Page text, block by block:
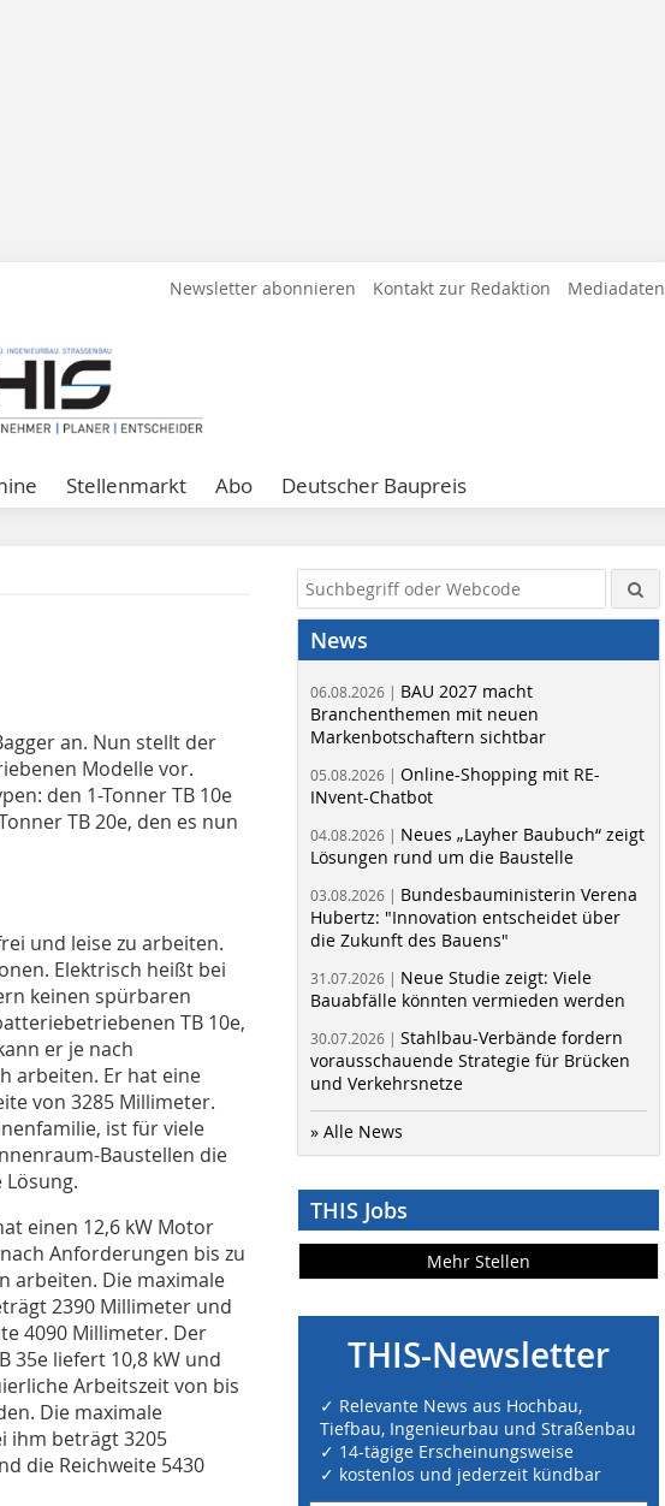
Newsletter abonnieren Kontakt zur Redaktion Mediadaten
Stellenmarkt Abo Deutscher Baupreis
an. Nun stellt der
Modelle vor.
den 1-Tonner TB 10e
TB 20e, den es nun
und leise zu arbeiten.
Elektrisch heißt bei
keinen spürbaren
TB 10e,
er je nach
arbeiten. Er hat eine
von 3285 Millimeter.
ist für viele
Baustellen die
einen 12,6 kW Motor
Anforderungen bis zu
arbeiten. Die maximale
2390 Millimeter und
4090 Millimeter. Der
35e liefert 10,8 kW und
Arbeitszeit von bis
Die maximale
ihm beträgt 3205
die Reichweite 5430
News
06.08.2026 | BAU 2027 macht
Branchenthemen mit neuen
Markenbotschaftern sichtbar
05.08.2026 | Online-Shopping mit RE-
INvent-Chatbot
04.08.2026 | Neues „Layher Baubuch“ zeigt
Lösungen rund um die Baustelle
03.08.2026 | Bundesbauministerin Verena
Hubertz: "Innovation entscheidet über
die Zukunft des Bauens"
31.07.2026 | Neue Studie zeigt: Viele
Bauabfälle könnten vermieden werden
30.07.2026 | Stahlbau-Verbände fordern
vorausschauende Strategie für Brücken
und Verkehrsnetze
» Alle News
THIS Jobs
Mehr Stellen
THIS-Newsletter
✓ Relevante News aus Hochbau,
Tiefbau, Ingenieurbau und Straßenbau
✓ 14-tägige Erscheinungsweise
✓ kostenlos und jederzeit kündbar